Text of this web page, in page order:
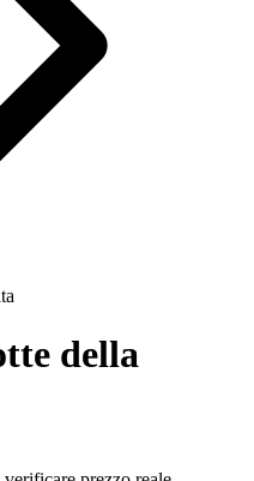
della